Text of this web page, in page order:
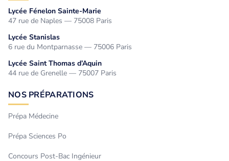
Lycée Fénelon Sainte-Marie
47 rue de Naples — 75008 Paris
Lycée Stanislas
6 rue du Montparnasse — 75006 Paris
Lycée Saint Thomas d’Aquin
44 rue de Grenelle — 75007 Paris
NOS PRÉPARATIONS
Prépa Médecine
Prépa Sciences Po
Concours Post-Bac Ingénieur